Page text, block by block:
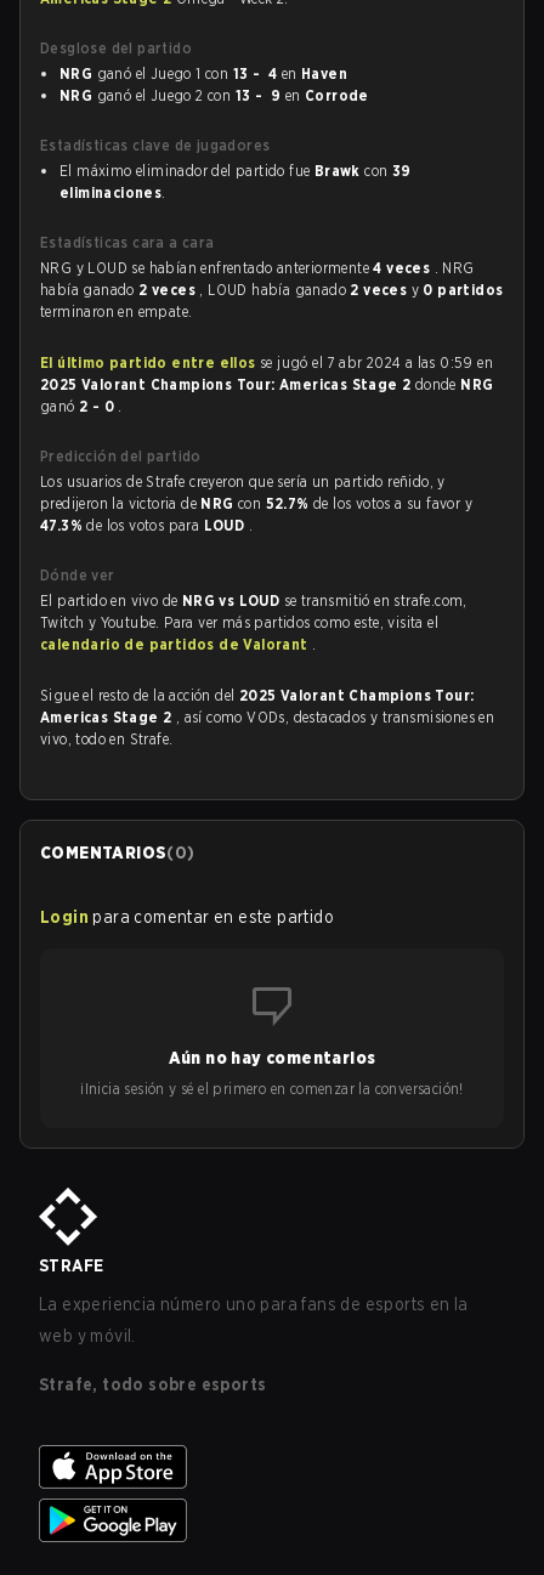
Desglose del partido
NRG ganó el Juego 1 con 13 - 4 en Haven
NRG ganó el Juego 2 con 13 - 9 en Corrode
Estadísticas clave de jugadores
El máximo eliminador del partido fue Brawk con 39
eliminaciones.
Estadísticas cara a cara
NRG y LOUD se habían enfrentado anteriormente4 veces . NRG
había ganado 2 veces , LOUD había ganado 2 veces y 0 partidos
terminaron en empate.
El último partido entre ellos se jugó el 7 abr 2024 a las 0:59 en
2025 Valorant Champions Tour: Americas Stage 2 donde NRG
ganó 2 - 0 .
Predicción del partido
Los usuarios de Strafe creyeron que sería un partido reñido, y
predijeron la victoria de NRGcon 52.7%de los votos a su favor y
47.3%de los votos para LOUD .
Dónde ver
El partido en vivo de NRG vs LOUD se transmitió en strafe.com,
Twitch y Youtube. Para ver más partidos como este, visita el
calendario de partidos de Valorant .
Sigue el resto de la acción del 2025 Valorant Champions Tour:
Americas Stage 2 , así como VODs, destacados y transmisiones en
vivo, todo en Strafe.
COMENTARIOS(0)
Login para comentar en este partido
Aún no hay comentarios
¡Inicia sesión y sé el primero en comenzar la conversación!
STRAFE
La experiencia número uno para fans de esports en la
web y móvil.
Strafe, todo sobre esports